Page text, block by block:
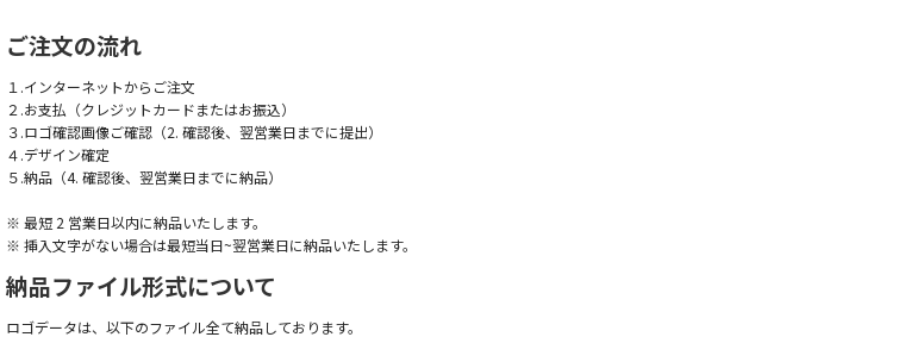
ご注文の流れ
１.インターネットからご注文
２.お支払（クレジットカードまたはお振込）
３.ロゴ確認画像ご確認（2. 確認後、翌営業日までに提出）
４.デザイン確定
５.納品（4. 確認後、翌営業日までに納品）
※ 最短 2 営業日以内に納品いたします。
※ 挿入文字がない場合は最短当日~翌営業日に納品いたします。
納品ファイル形式について
ロゴデータは、以下のファイル全て納品しております。